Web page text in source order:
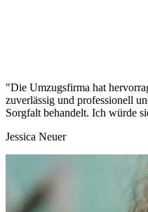
"Die Umzugsfirma hat
zuverlässig und professionell
Sorgfalt behandelt. Ich würde
Jessica Neuer